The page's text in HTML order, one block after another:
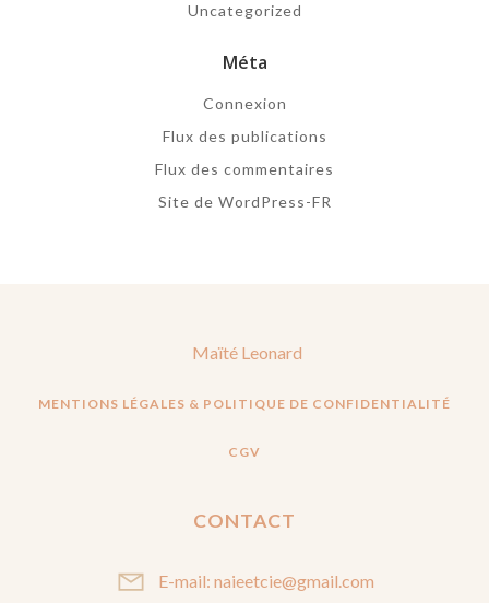
Uncategorized
Méta
Connexion
Flux des publications
Flux des commentaires
Site de WordPress-FR
Maïté Leonard
MENTIONS LÉGALES & POLITIQUE DE CONFIDENTIALITÉ
CGV
CONTACT
E-mail: naieetcie@gmail.com